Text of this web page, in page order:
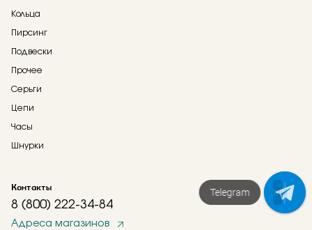
Кольца
Пирсинг
Подвески
Прочее
Серьги
Цепи
Часы
Шнурки
Контакты
8 (800) 222-34-84
Адреса магазинов
Напишите нам!